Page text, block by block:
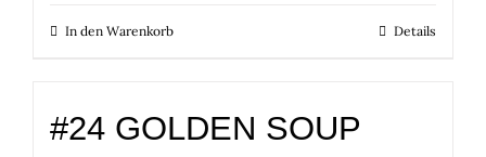
In den Warenkorb Details
#24 GOLDEN SOUP